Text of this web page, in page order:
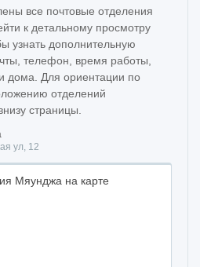
все почтовые отделения
к детальному просмотру
узнать дополнительную
телефон, время работы,
дома. Для ориентации по
отделений
страницы.
ул, 12
Мяунджа на карте